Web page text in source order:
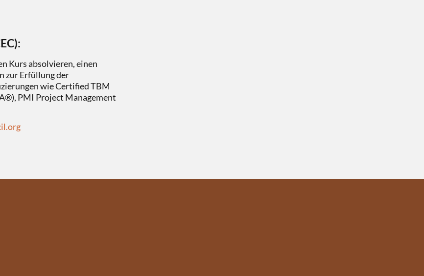
Kurs absolvieren, einen
zur Erfüllung der
wie Certified TBM
PMI Project Management